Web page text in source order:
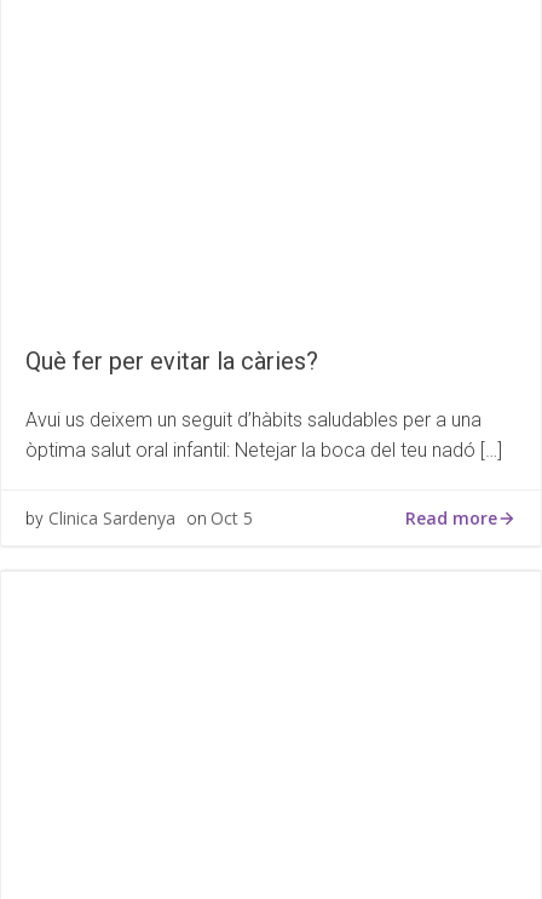
Què fer per evitar la càries?
Avui us deixem un seguit d’hàbits saludables per a una
òptima salut oral infantil: Netejar la boca del teu nadó […]
by Clinica Sardenya on Oct 5 Read more